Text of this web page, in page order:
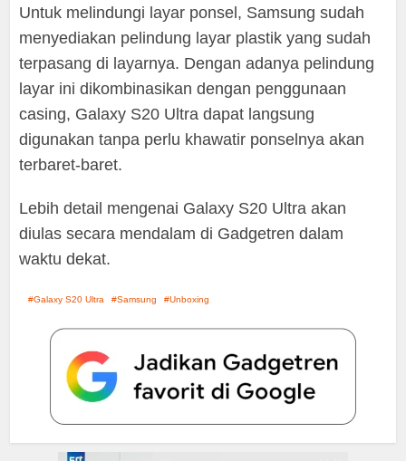
Untuk melindungi layar ponsel, Samsung sudah
menyediakan pelindung layar plastik yang sudah
terpasang di layarnya. Dengan adanya pelindung
layar ini dikombinasikan dengan penggunaan
casing, Galaxy S20 Ultra dapat langsung
digunakan tanpa perlu khawatir ponselnya akan
terbaret-baret.
Lebih detail mengenai Galaxy S20 Ultra akan
diulas secara mendalam di Gadgetren dalam
waktu dekat.
Galaxy S20 Ultra Samsung Unboxing